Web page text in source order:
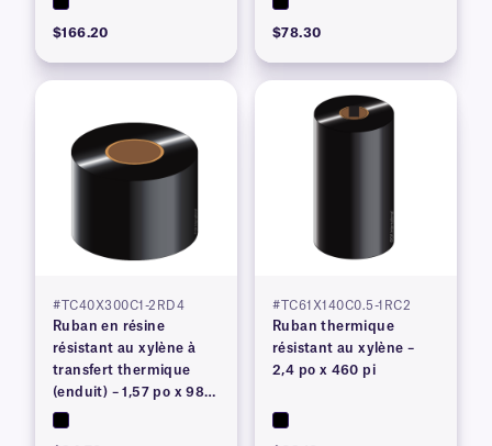
$166.20 $78.30
#TC40X300C1-2RD4
Ruban en résine
résistant au xylène à
transfert thermique
(enduit) – 1,57 po x 984
pi
#TC61X140C0.5-1RC2
Ruban thermique
résistant au xylène –
2,4 po x 460 pi